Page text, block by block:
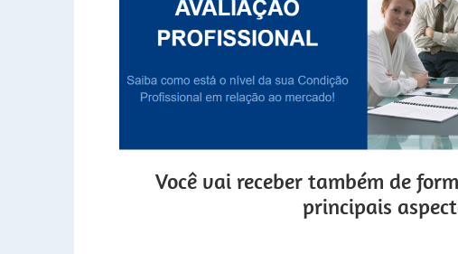
Você vai receber também de
principais